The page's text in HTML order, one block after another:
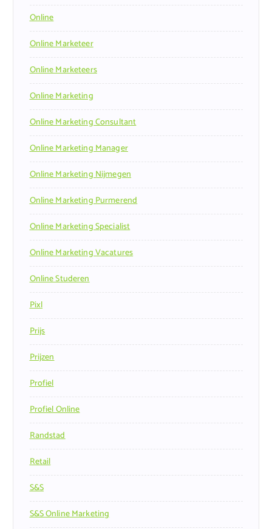
Online
Online Marketeer
Online Marketeers
Online Marketing
Online Marketing Consultant
Online Marketing Manager
Online Marketing Nijmegen
Online Marketing Purmerend
Online Marketing Specialist
Online Marketing Vacatures
Online Studeren
Pixl
Prijs
Prijzen
Profiel
Profiel Online
Randstad
Retail
S&s
S&s Online Marketing